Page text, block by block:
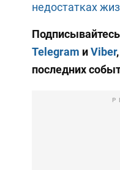
недостатках
Telegram иViber
последних